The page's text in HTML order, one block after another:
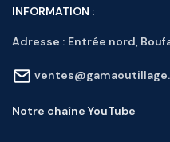
INFORMATION :
Adresse : Entrée nord,
Notre chaîne YouTube